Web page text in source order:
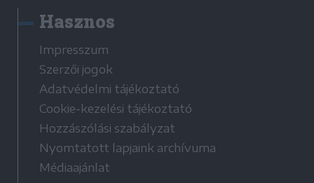
Hasznos
Impresszum
Szerzői jogok
Adatvédelmi tájékoztató
Cookie-kezelési tájékoztató
Hozzászólási szabályzat
Nyomtatott lapjaink archívuma
Médiaajánlat